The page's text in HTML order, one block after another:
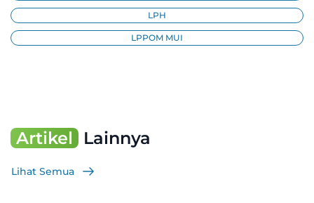
LPH
LPPOM MUI
Artikel Lainnya
Lihat Semua